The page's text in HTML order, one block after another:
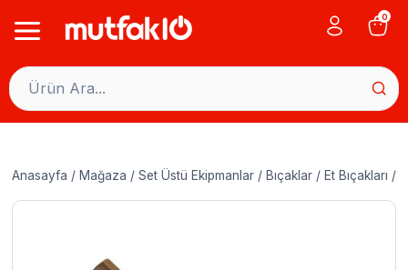
0
Anasayfa / Mağaza / Set Üstü Ekipmanlar / Bıçaklar / Et Bıçakları /